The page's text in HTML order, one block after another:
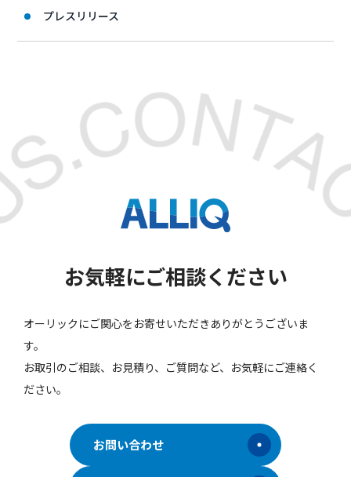
プレスリリース
お気軽にご相談ください
オーリックにご関心をお寄せいただきありがとうございま
す。
お取引のご相談、お見積り、ご質問など、お気軽にご連絡く
ださい。
お問い合わせ